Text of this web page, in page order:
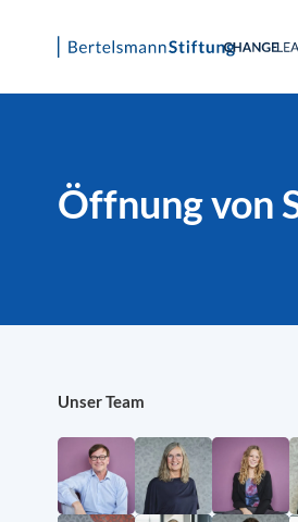
Skip
Öffnung von
Unser Team